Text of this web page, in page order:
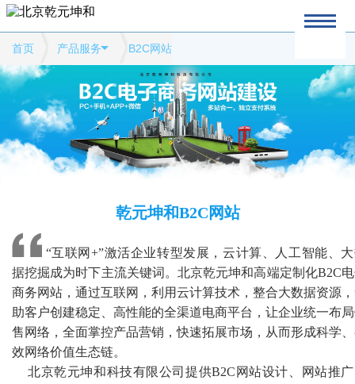
首页 产品服务 B2C网站
乾元坤和B2C网站
“互联网+”激活企业转型发展，云计算、人工智能、
据挖掘成为时下主流关键词。北京乾元坤和高端定制化B2C
商务网站，通过互联网，利用云计算技术，整合大数据资源
助客户创建稳定、高性能的全渠道电商平台，让企业统一布
售网络，全面掌控产品营销，快速拓展市场，从而形成科学
效网络价值生态链。
北京乾元坤和科技有限公司提供B2C网站设计、网站推